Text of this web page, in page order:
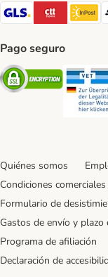
GLS Shipping
Pago seguro
Security
Quiénes somos
Condiciones
Formulario de
Gastos de envío y plazo
Programa de afiliación
Declaración de